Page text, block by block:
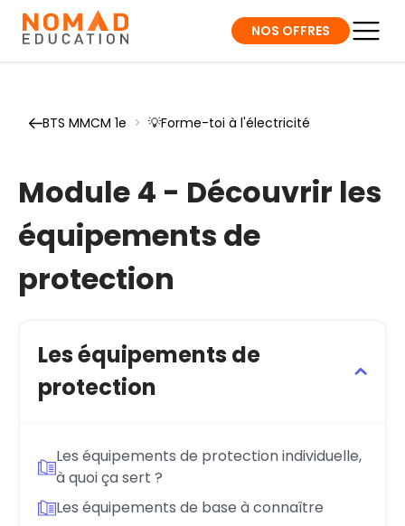
NOS OFFRES
BTS MMCM 1e > 💡Forme-toi à l'électricité
Module 4 - Découvrir les
équipements de
protection
Les équipements de
protection
Les équipements de protection individuelle,
à quoi ça sert ?
Les équipements de base à connaître